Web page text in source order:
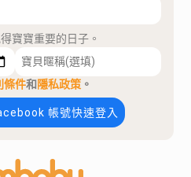
寶寶重要的日子。
條件和隱私政策 。
帳號快速登入